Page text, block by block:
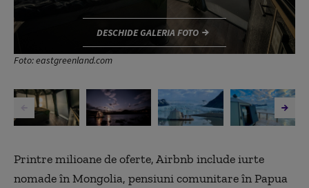
Foto: eastgreenland.com
DESCHIDE GALERIA FOTO
Printre milioane de oferte, Airbnb include iurte
nomade în Mongolia, pensiuni comunitare în Papua